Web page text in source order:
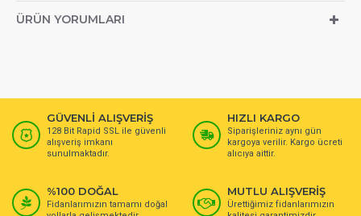
ÜRÜN YORUMLARI
GÜVENLİ ALIŞVERİŞ
128 Bit Rapid SSL ile güvenli
alışveriş imkanı
sunulmaktadır.
HIZLI KARGO
Siparişleriniz aynı gün
kargoya verilir. Kargo ücreti
alıcıya aittir.
%100 DOĞAL
Fidanlarımızın tamamı doğal
MUTLU ALIŞVERİŞ
Ürettiğimiz fidanlarımızın